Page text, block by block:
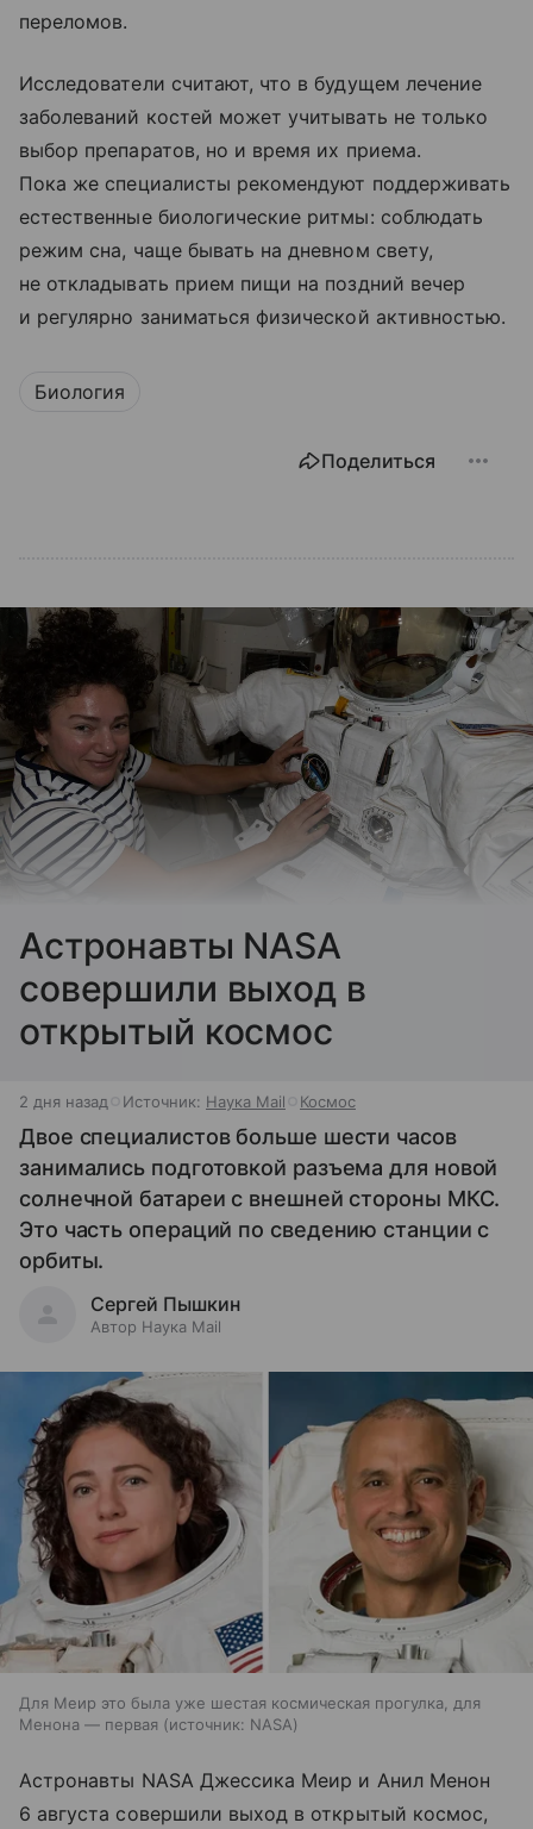
переломов.
Исследователи считают, что в будущем лечение
заболеваний костей может учитывать не только
выбор препаратов, но и время их приема.
Пока же специалисты рекомендуют поддерживать
естественные биологические ритмы: соблюдать
режим сна, чаще бывать на дневном свету,
не откладывать прием пищи на поздний вечер
и регулярно заниматься физической активностью.
Биология
Поделиться
Астронавты NASA
совершили выход в
открытый космос
2 дня назад Источник: Наука Mail Космос
Двое специалистов больше шести часов
занимались подготовкой разъема для новой
солнечной батареи с внешней стороны МКС.
Это часть операций по сведению станции с
орбиты.
Сергей Пышкин
Автор Наука Mail
Для Меир это была уже шестая космическая прогулка, для
Менона — первая
источник: NASA
Астронавты NASA Джессика Меир и Анил Менон
6 августа совершили выход в открытый космос,